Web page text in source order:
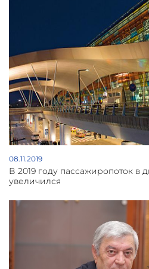
республиканских и
выделено около 13
учеников были из 4
именная стипендия
всех школ Армении, если в
удовлетворяющие
говорится в сообщении
08.11.2019
В 2019 году пассажиропоток в
увеличился